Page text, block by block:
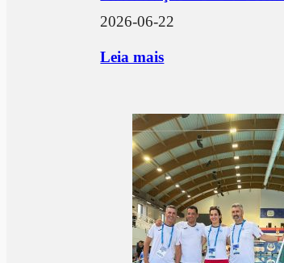
2026-06-22
Leia mais